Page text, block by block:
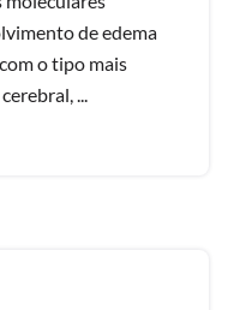
de edema
o tipo mais
...